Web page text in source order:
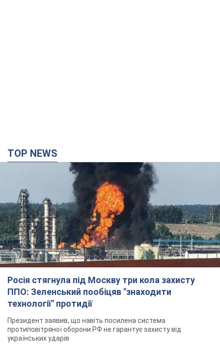
TOP NEWS
Росія стягнула під Москву три кола захисту
ППО: Зеленський пообіцяв "знаходити
технології" протидії
Президент заявив, що навіть посилена система
протиповітряної оборони РФ не гарантує захисту від
українських ударів